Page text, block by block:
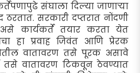
संघाला दिल्या जाणार्‍या
ठरतात. सरकारी दप्तरात नोंदणी
कार्यकर्ते तयार करता येत
हा प्रवाह जिवंत आणि प्रेरक
वातावरण तसे पूरक असावे
तसे वातावरण टिकवून ठेवण्यात